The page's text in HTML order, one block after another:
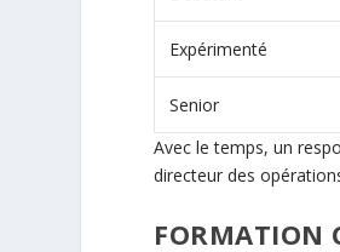
Expérimenté
Senior
Avec le temps, un
directeur des
FORMATION